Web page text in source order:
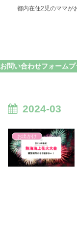
都内在住2児のママが
お問い合わせフォーム
2024-03
お出かけ